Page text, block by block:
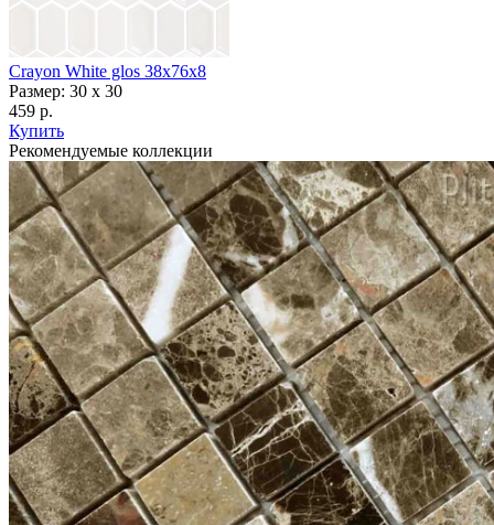
Crayon White glos 38x76x8
Размер: 30 x 30
459 р.
Купить
Рекомендуемые коллекции